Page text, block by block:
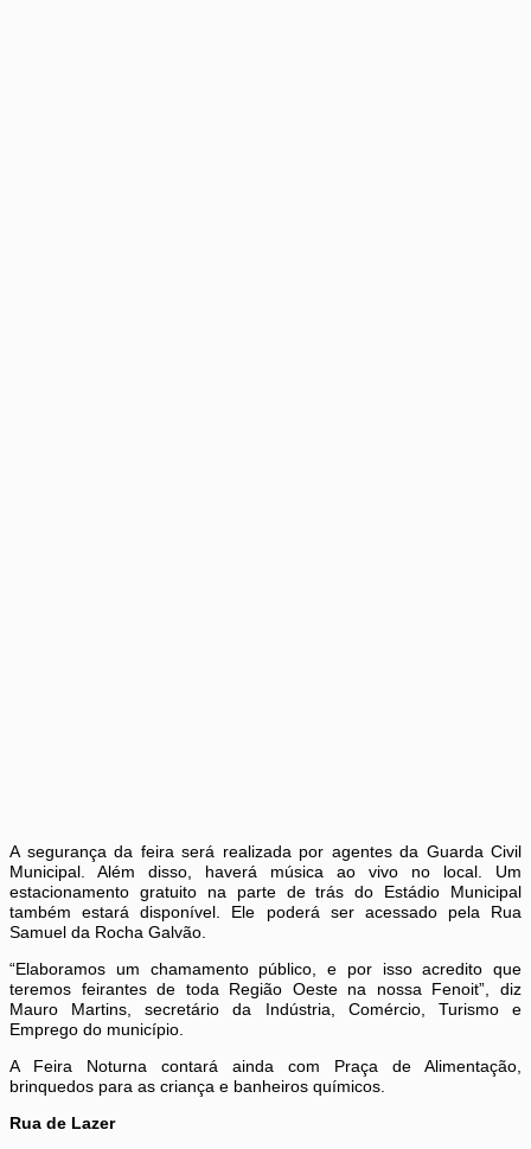
A segurança da feira será realizada por agentes da Guarda Civil
Municipal. Além disso, haverá música ao vivo no local. Um
estacionamento gratuito na parte de trás do Estádio Municipal
também estará disponível. Ele poderá ser acessado pela Rua
Samuel da Rocha Galvão.
“Elaboramos um chamamento público, e por isso acredito que
teremos feirantes de toda Região Oeste na nossa Fenoit”, diz
Mauro Martins, secretário da Indústria, Comércio, Turismo e
Emprego do município.
A Feira Noturna contará ainda com Praça de Alimentação,
brinquedos para as criança e banheiros químicos.
Rua de Lazer